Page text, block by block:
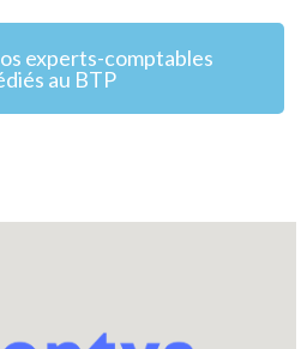
experts-comptables
au BTP